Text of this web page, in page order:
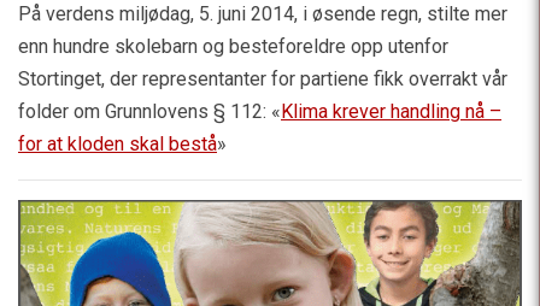
På verdens miljødag, 5. juni 2014, i øsende regn, stilte mer
enn hundre skolebarn og besteforeldre opp utenfor
Stortinget, der representanter for partiene fikk overrakt vår
folder om Grunnlovens § 112: «Klima krever handling nå –
for at kloden skal bestå»